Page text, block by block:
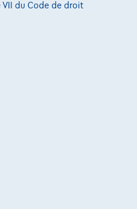
du Code de droit